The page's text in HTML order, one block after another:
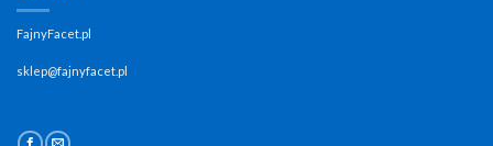
FajnyFacet.pl
sklep@fajnyfacet.pl